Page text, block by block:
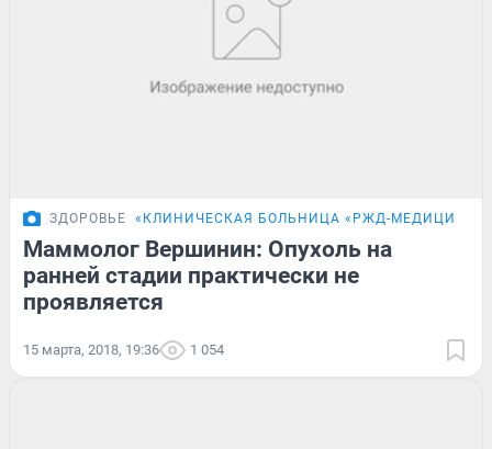
ЗДОРОВЬЕ «КЛИНИЧЕСКАЯ БОЛЬНИЦА «РЖД-МЕДИЦИНА»
Маммолог Вершинин: Опухоль на
ранней стадии практически не
проявляется
15 марта, 2018, 19:36 1 054